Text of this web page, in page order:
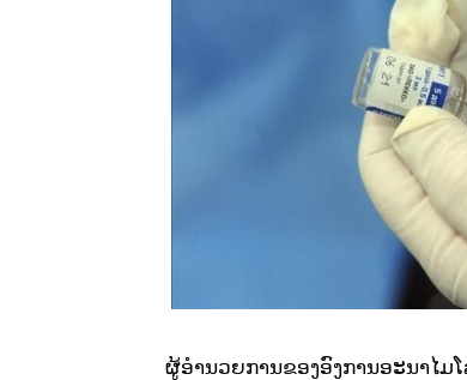
ຜູ້ອໍານວຍການຂອງອົງການອະນາໄມ